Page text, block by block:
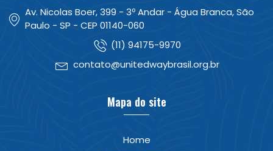
Av. Nicolas Boer, 399 - 3º Andar - Água Branca, São
Paulo - SP - CEP 01140-060
(11) 94175-9970
contato@unitedwaybrasil.org.br
Mapa do site
Home